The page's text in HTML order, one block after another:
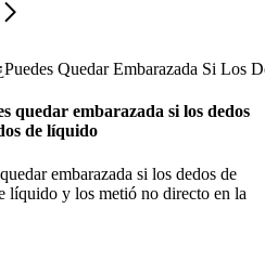
Quedar Embarazada Si
quedar embarazada si los dedos
de líquido
embarazada si los dedos de
líquido y los metió no directo en la